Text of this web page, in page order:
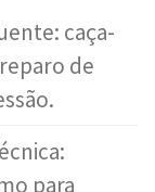
caça-
de
para